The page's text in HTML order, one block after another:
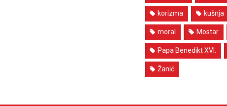
korizma kušnja
moral Mostar
Papa Benedikt XVI.
Žanić